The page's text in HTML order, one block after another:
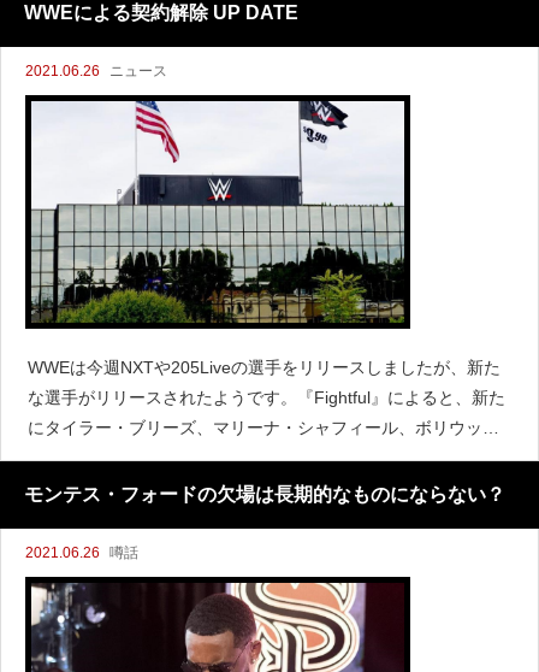
WWEによる契約解除 UP DATE
2021.06.26 ニュース
WWEは今週NXTや205Liveの選手をリリースしましたが、新た
な選手がリリースされたようです。『Fightful』によると、新た
にタイラー・ブリーズ、マリーナ・シャフィール、ボリウッ
ド・ボーイズ、ルアス、キリアン・デインなどがリリースされ
たと伝えています。すでにファンダンゴもリリ
モンテス・フォードの欠場は長期的なものにならない？
2021.06.26 噂話